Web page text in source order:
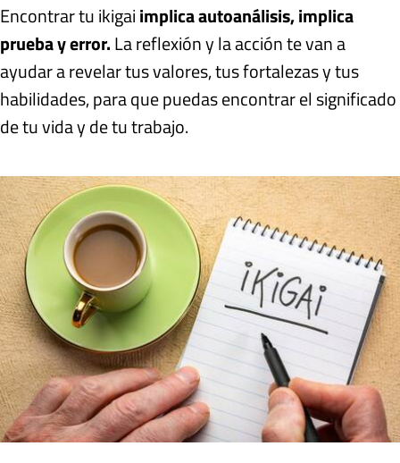
Encontrar tu ikigaiimplica autoanálisis, implica
prueba y error.La reflexión y la acción te van a
ayudar a revelar tus valores, tus fortalezas y tus
habilidades, para que puedas encontrar el significado
de tu vida y de tu trabajo.